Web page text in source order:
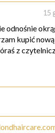
15
odnośnie
kupić
z